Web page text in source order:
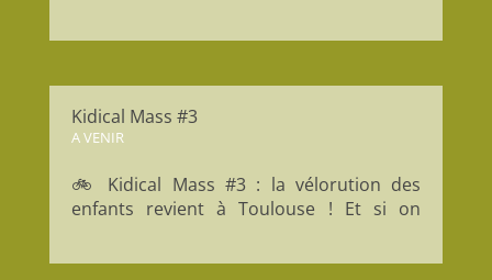
représentation de MONTANHAR, un
spectacle entre récit, chant polyphonique
et quête...
Kidical Mass #3
A VENIR
🚲 Kidical Mass #3 : la vélorution des
enfants revient à Toulouse ! Et si on